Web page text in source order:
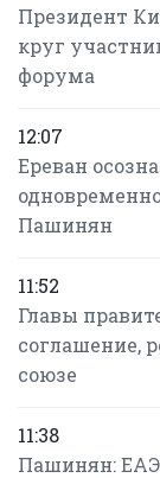
Президент
круг
форума
12:07
Ереван
Пашинян
11:52
Главы
соглашение,
союзе
11:38
Пашинян: